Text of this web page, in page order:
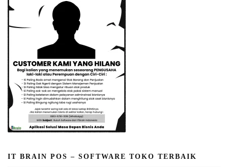
IT BRAIN POS – SOFTWARE TOKO TERBAIK